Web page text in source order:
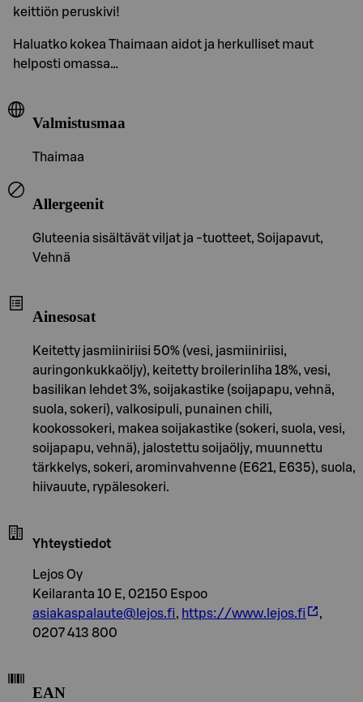
keittiön peruskivi!
Haluatko kokea Thaimaan aidot ja herkulliset maut
helposti omassa…
Valmistusmaa
Thaimaa
Allergeenit
Gluteenia sisältävät viljat ja -tuotteet, Soijapavut,
Vehnä
Ainesosat
Keitetty jasmiiniriisi 50% (vesi, jasmiiniriisi,
auringonkukkaöljy), keitetty broilerinliha 18%, vesi,
basilikan lehdet 3%, soijakastike (soijapapu, vehnä,
suola, sokeri), valkosipuli, punainen chili,
kookossokeri, makea soijakastike (sokeri, suola, vesi,
soijapapu, vehnä), jalostettu soijaöljy, muunnettu
tärkkelys, sokeri, arominvahvenne (E621, E635), suola,
hiivauute, rypälesokeri.
Yhteystiedot
Lejos Oy
Keilaranta 10 E, 02150 Espoo
asiakaspalaute@lejos.fi, https://www.lejos.fi
,
0207 413 800
EAN